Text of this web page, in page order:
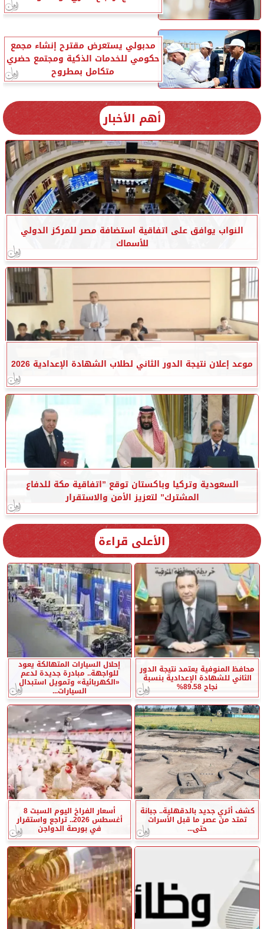
مدبولي يستعرض مقترح إنشاء مجمع
حكومي للخدمات الذكية ومجتمع حضري
متكامل بمطروح
أهم الأخبار
النواب يوافق على اتفاقية استضافة مصر للمركز الدولي
للأسماك
موعد إعلان نتيجة الدور الثاني لطلاب الشهادة الإعدادية 2026
السعودية وتركيا وباكستان توقع ”اتفاقية مكة للدفاع
المشترك” لتعزيز الأمن والاستقرار
الأعلى قراءة
محافظ المنوفية يعتمد نتيجة الدور
الثاني للشهادة الإعدادية بنسبة
نجاح 89.58%
إحلال السيارات المتهالكة يعود
للواجهة.. مبادرة جديدة لدعم
«الكهربائية» وتمويل استبدال
السيارات...
كشف أثري جديد بالدقهلية.. جبانة
تمتد من عصر ما قبل الأسرات
حتى...
أسعار الفراخ اليوم السبت 8
أغسطس 2026.. تراجع واستقرار
في بورصة الدواجن